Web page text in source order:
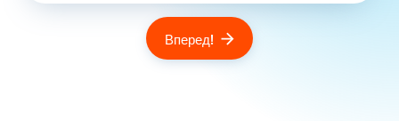
Вперед!